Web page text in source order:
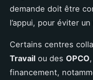
demande doit être
l’appui, pour éviter
Certains centres
Travail ou des OPCO
financement,